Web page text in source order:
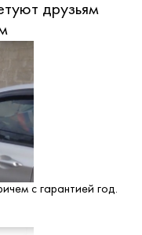
друзьям
с гарантией год.